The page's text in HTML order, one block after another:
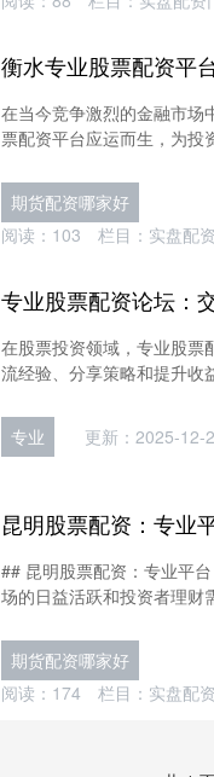
衡水专业股票配资平
在当今竞争激烈的金融市场
票配资平台应运而生，为投
期货配资哪家好
阅读： 103 栏目： 实盘配
专业股票配资论坛：
在股票投资领域，专业股票
流经验、分享策略和提升收
专业 更新：2025-12-
昆明股票配资：专业
## 昆明股票配资：专业平
场的日益活跃和投资者理财
期货配资哪家好
阅读： 174 栏目： 实盘配